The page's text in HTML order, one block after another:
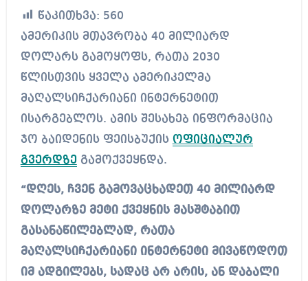
წაკითხვა: 560
ამერიკის მთავრობა 40 მილიარდ
დოლარს გამოყოფს, რათა 2030
წლისთვის ყველა ამერიკელმა
მაღალსიჩქარიანი ინტერნეტით
ისარგებლოს. ამის შესახებ ინფორმაცია
ჯო ბაიდენის ფეისბუქის ოფიციალურ
გვერდზე გამოქვეყნდა.
“დღეს, ჩვენ გამოვაცხადეთ 40 მილიარდ
დოლარზე მეტი ქვეყნის მასშტაბით
გასანაწილებლად, რათა
მაღალსიჩქარიანი ინტერნეტი მივაწოდოთ
იმ ადგილებს, სადაც არ არის, ან დაბალი